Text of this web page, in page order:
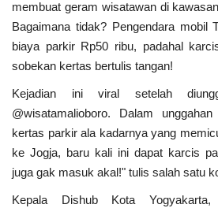
Informasi Journalism
Olahraga
Kesehatan
Layanan Publik
Perempuan/Anak
membuat geram wisatawan di
Bagaimana tidak? Pengendara mobil
biaya parkir Rp50 ribu, padahal
sobekan kertas bertulis tangan!
Kejadian ini viral setelah
@wisatamalioboro. Dalam
kertas parkir ala kadarnya yang
ke Jogja, baru kali ini dapat karcis
juga gak masuk akal!" tulis salah satu
Kepala Dishub Kota